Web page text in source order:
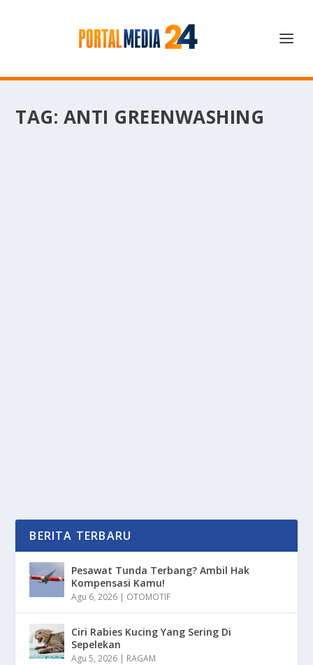
TAG: ANTI GREENWASHING
BERITA TERBARU
Pesawat Tunda Terbang? Ambil Hak
Kompensasi Kamu!
Agu 6, 2026 | OTOMOTIF
Ciri Rabies Kucing Yang Sering Di
Sepelekan
Agu 5, 2026 | RAGAM